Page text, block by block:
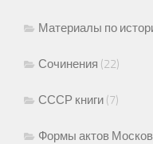
Материалы по
Сочинения (22)
СССР книги (7)
Формы актов